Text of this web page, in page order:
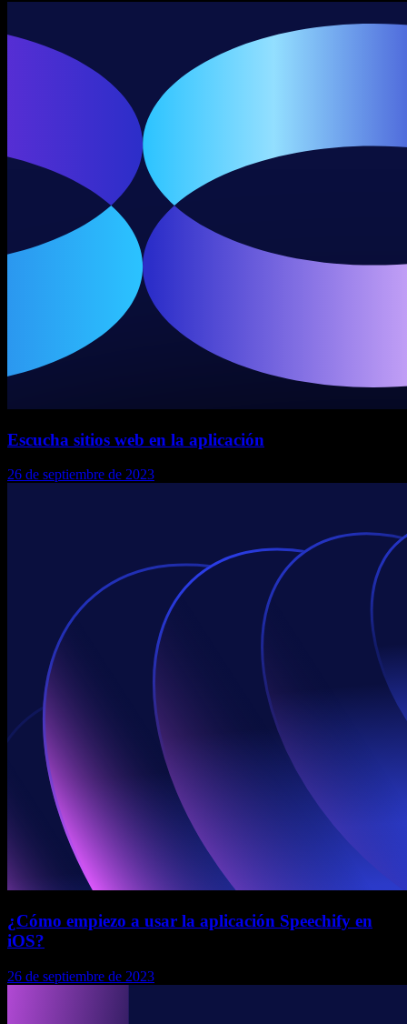
Escucha sitios web en la aplicación
26 de septiembre de 2023
¿Cómo empiezo a usar la aplicación Speechify en
iOS?
26 de septiembre de 2023